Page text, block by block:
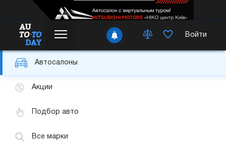
Войти
Автосалоны
Акции
Подбор авто
Все марки